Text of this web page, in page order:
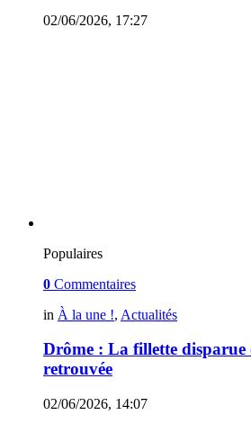
02/06/2026, 17:27
Populaires
0 Commentaires
in À la une !, Actualités
Drôme : La fillette disparue
retrouvée
02/06/2026, 14:07